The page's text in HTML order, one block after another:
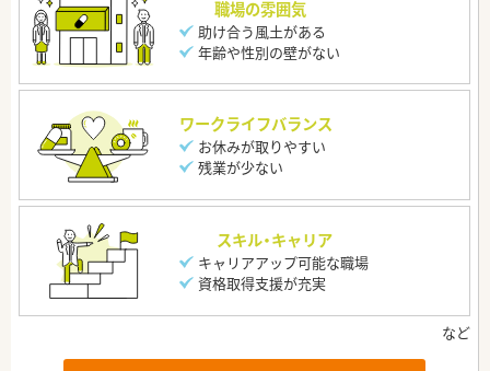
職場の雰囲気
助け合う風土がある
年齢や性別の壁がない
ワークライフバランス
お休みが取りやすい
残業が少ない
スキル・キャリア
キャリアアップ可能な職場
資格取得支援が充実